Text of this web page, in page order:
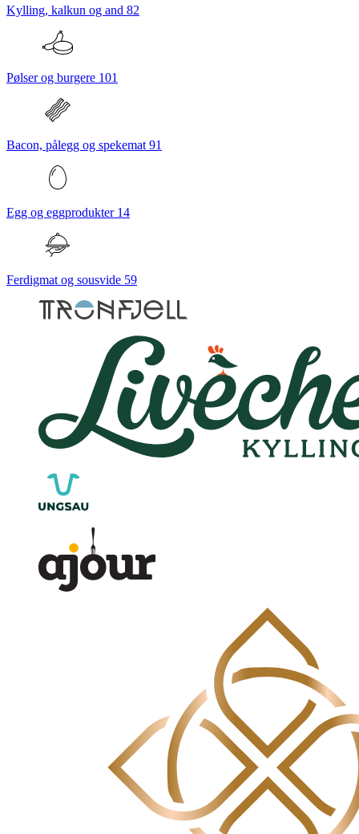
Kylling, kalkun og and 82
Pølser og burgere 101
Bacon, pålegg og spekemat 91
Egg og eggprodukter 14
Ferdigmat og sousvide 59